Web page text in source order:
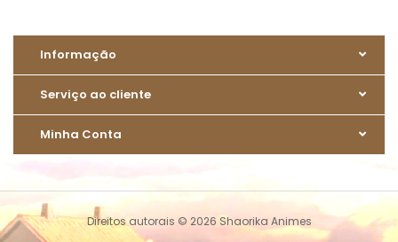
Informação
Serviço ao cliente
Minha Conta
Direitos autorais © 2026 Shaorika Animes